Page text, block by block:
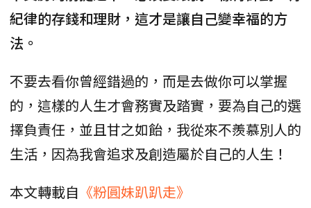
紀律的存錢和理財，這才是讓自己變幸福的方
法。
不要去看你曾經錯過的，而是去做你可以掌握
的，這樣的人生才會務實及踏實，要為自己的選
擇負責任，並且甘之如飴，我從來不羨慕別人的
生活，因為我會追求及創造屬於自己的人生！
本文轉載自 《粉圓妹趴趴走》